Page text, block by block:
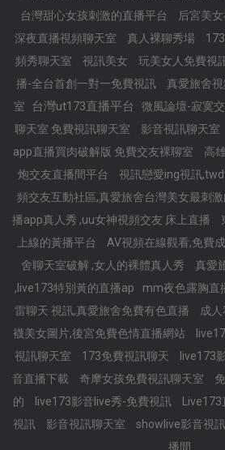
台灣甜心女孩刺激的直播平台
后宮美
深夜直播視頻聊天室
真人裸聊秀場
頻秀聊天室
視訊美女 玩美女人免費視
播-全台首創一對一免費視訊
真愛旅舍
室
台灣ut173直播平台 微風論壇-寂寞
聊天室 免費視訊聊天室
影音視訊聊天室
app直播買肉破解版 免費交友裸聊室
高
炮交友直播間平台
視訊戀愛ing視訊
頻交友互動社區,真愛旅舍台灣美女最刺
播app真人秀 ,uu女神視頻交友 床上直播
上線的黃播平台
AV視頻在線觀看,免費
舍聊天室破解 ,女人的裸體真人秀
真愛
,live173特別黃的直播ap
mm夜色露胸直
雷聊天 視訊,真愛旅舍免費有色直播
成
襪美女圖片,後宮免費色情直播網站
視訊聊天室
173免費視訊聊天 live173
音直播下載
奇摩女孩免費視訊聊天室
的
live173影音live秀-免費視訊
視訊
影音視訊聊天室 showlive影音視
播間